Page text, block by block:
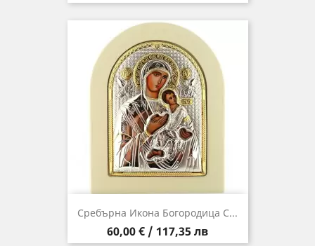
Сребърна Икона Богородица С...
Цена
60,00 € / 117,35 лв